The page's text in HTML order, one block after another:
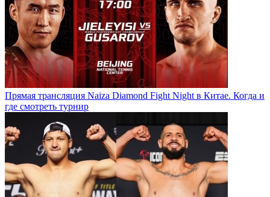
Прямая трансляция Naiza Diamond Fight Night в Китае. Когда и
где смотреть турнир